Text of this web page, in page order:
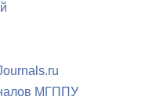
МГППУ